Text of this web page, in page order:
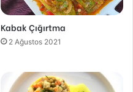
Kabak Çığırtma
2 Ağustos 2021